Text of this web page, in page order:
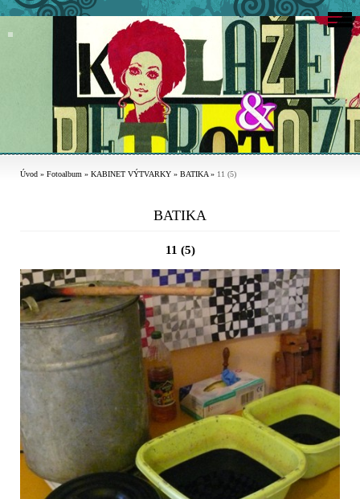
Úvod » Fotoalbum » KABINET VÝTVARKY » BATIKA» 11 (5)
BATIKA
11 (5)